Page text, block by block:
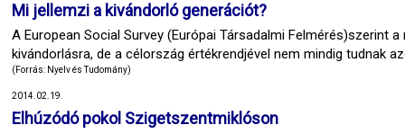
Mi jellemzi a kivándorló generációt?
A European Social Survey (Európai Társadalmi Felmérés)szerint
kivándorlásra, de a célország értékrendjével nem mindig tudnak
(Forrás: Nyelv és Tudomány)
2014.02.19.
Elhúzódó pokol Szigetszentmiklóson